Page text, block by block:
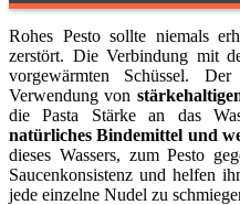
Rohes Pesto sollte niemals
zerstört. Die Verbindung mit
vorgewärmten Schüssel.
Verwendung von
die Pasta Stärke an das
natürliches Bindemittel und
dieses Wassers, zum Pesto
Saucenkonsistenz und helfen
jede einzelne Nudel zu